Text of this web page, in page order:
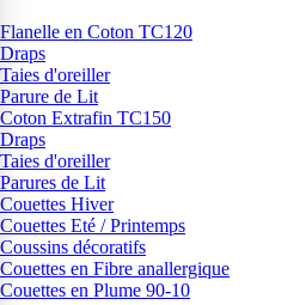
Flanelle en Coton TC120
Draps
Taies d'oreiller
Parure de Lit
Coton Extrafin TC150
Draps
Taies d'oreiller
Parures de Lit
Couettes Hiver
Couettes Eté / Printemps
Coussins décoratifs
Couettes en Fibre anallergique
Couettes en Plume 90-10